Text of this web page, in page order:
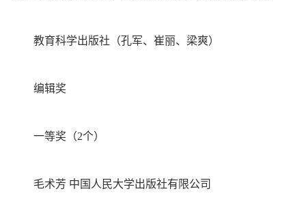
教育科学出版社（孔军、崔丽、梁爽）
编辑奖
一等奖（2个）
毛术芳 中国人民大学出版社有限公司